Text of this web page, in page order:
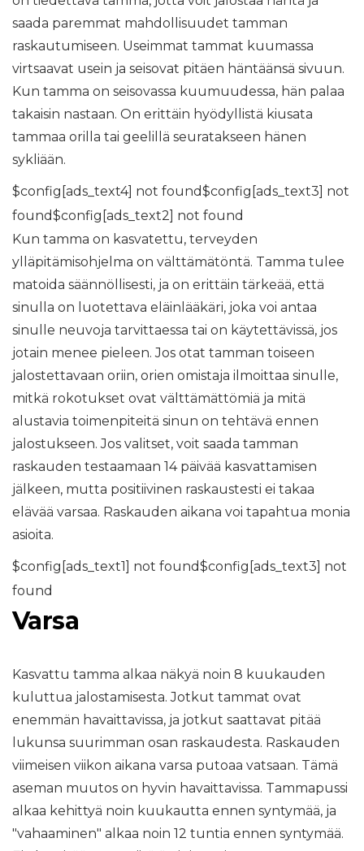
saada paremmat mahdollisuudet tamman
raskautumiseen. Useimmat tammat kuumassa
virtsaavat usein ja seisovat pitäen häntäänsä sivuun.
Kun tamma on seisovassa kuumuudessa, hän palaa
takaisin nastaan. On erittäin hyödyllistä kiusata
tammaa orilla tai geelillä seuratakseen hänen
sykliään.
$config[ads_text4] not found$config[ads_text3] not
found$config[ads_text2] not found
Kun tamma on kasvatettu, terveyden
ylläpitämisohjelma on välttämätöntä. Tamma tulee
matoida säännöllisesti, ja on erittäin tärkeää, että
sinulla on luotettava eläinlääkäri, joka voi antaa
sinulle neuvoja tarvittaessa tai on käytettävissä, jos
jotain menee pieleen. Jos otat tamman toiseen
jalostettavaan oriin, orien omistaja ilmoittaa sinulle,
mitkä rokotukset ovat välttämättömiä ja mitä
alustavia toimenpiteitä sinun on tehtävä ennen
jalostukseen. Jos valitset, voit saada tamman
raskauden testaamaan 14 päivää kasvattamisen
jälkeen, mutta positiivinen raskaustesti ei takaa
elävää varsaa. Raskauden aikana voi tapahtua monia
asioita.
$config[ads_text1] not found$config[ads_text3] not
found
Varsa
Kasvattu tamma alkaa näkyä noin 8 kuukauden
kuluttua jalostamisesta. Jotkut tammat ovat
enemmän havaittavissa, ja jotkut saattavat pitää
lukunsa suurimman osan raskaudesta. Raskauden
viimeisen viikon aikana varsa putoaa vatsaan. Tämä
aseman muutos on hyvin havaittavissa. Tammapussi
alkaa kehittyä noin kuukautta ennen syntymää, ja
"vahaaminen" alkaa noin 12 tuntia ennen syntymää.